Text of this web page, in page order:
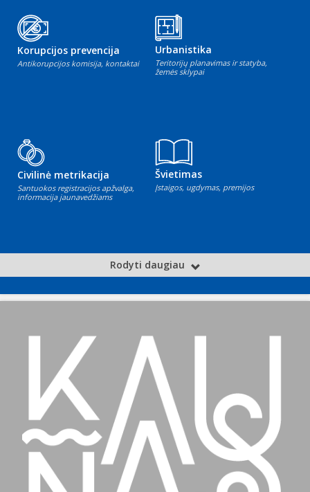
Korupcijos prevencija
Antikorupcijos komisija, kontaktai
Urbanistika
Teritorijų planavimas ir statyba,
žemės sklypai
Civilinė metrikacija
Santuokos registracijos apžvalga,
informacija jaunavedžiams
Švietimas
Įstaigos, ugdymas, premijos
Rodyti daugiau